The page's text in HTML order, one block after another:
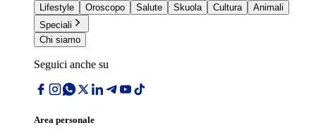
Lifestyle
Oroscopo Salute Skuola Cultura
Animali
Speciali
Chi siamo
Seguici anche su
Area personale